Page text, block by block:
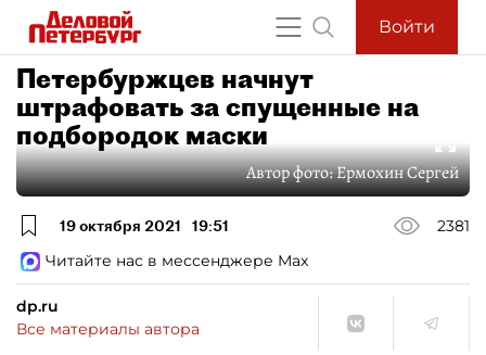
Войти
Петербуржцев начнут
штрафовать за спущенные на
подбородок маски
Автор фото:Ермохин Сергей
19 октября 2021 19:51
2381
Читайте нас в мессенджере Max
dp.ru
Все материалы автора